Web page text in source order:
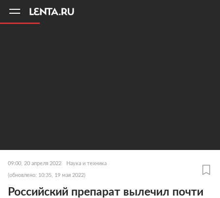
09:00, 20 апреля 2022 Наука и техника
(обновлено: 10:35, 19 мая 2022)
Российский препарат вылечил почти